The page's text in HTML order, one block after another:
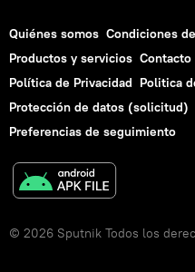
Quiénes somos Condiciones
Productos y servicios Contacto
Política de Privacidad Politica
Protección de datos (solicitud)
Preferencias de seguimiento
© 2026 Sputnik Todos los